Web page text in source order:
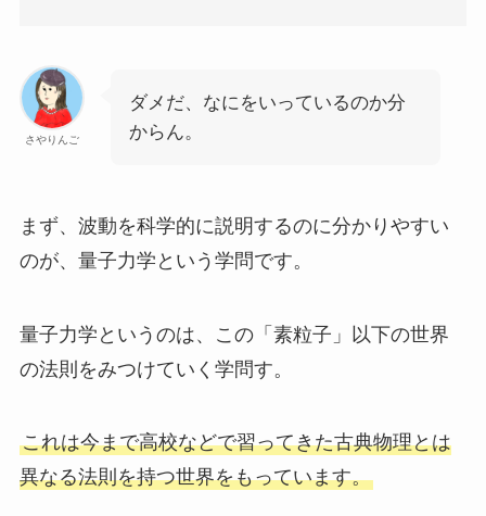
さやりんご
ダメだ、なにをいっているのか分
からん。
まず、波動を科学的に説明するのに分かりやすい
のが、量子力学という学問です。
量子力学というのは、この「素粒子」以下の世界
の法則をみつけていく学問す。
これは今まで高校などで習ってきた古典物理とは
異なる法則を持つ世界をもっています。